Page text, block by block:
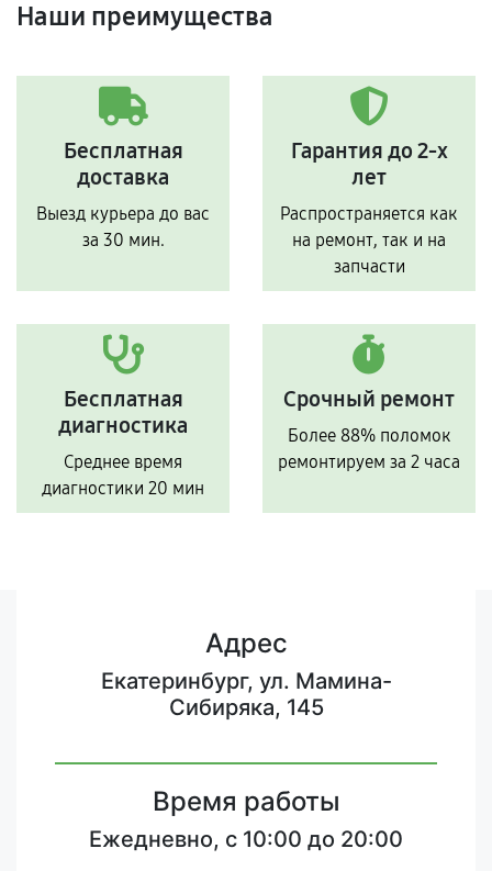
Наши преимущества
Бесплатная
доставка
Выезд курьера до вас
за 30 мин.
Гарантия до 2-х
лет
Распространяется как
на ремонт, так и на
запчасти
Бесплатная
диагностика
Среднее время
диагностики 20 мин
Срочный ремонт
Более 88% поломок
ремонтируем за 2 часа
Адрес
Екатеринбург, ул. Мамина-
Сибиряка, 145
Время работы
Ежедневно, с 10:00 до 20:00